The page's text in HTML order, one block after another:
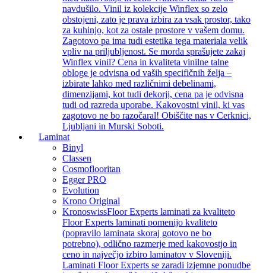
navdušilo. Vinil iz kolekcije Winflex so zelo
obstojeni, zato je prava izbira za vsak prostor, tako
za kuhinjo, kot za ostale prostore v vašem domu.
Zagotovo pa ima tudi estetika tega materiala velik
vpliv na priljubljenost. Se morda sprašujete zakaj
Winflex vinil? Cena in kvaliteta vinilne talne
obloge je odvisna od vaših specifičnih želja –
izbirate lahko med različnimi debelinami,
dimenzijami, kot tudi dekorji, cena pa je odvisna
tudi od razreda uporabe. Kakovostni vinil, ki vas
zagotovo ne bo razočaral! Obiščite nas v Cerknici,
Ljubljani in Murski Soboti.
Laminat
Binyl
Classen
Cosmoflooritan
Egger PRO
Evolution
Krono Original
KronoswissFloor Experts laminati za kvaliteto
Floor Experts laminati pomenijo kvaliteto
(popravilo laminata skoraj gotovo ne bo
potrebno), odlično razmerje med kakovostjo in
ceno in največjo izbiro laminatov v Sloveniji.
Laminati Floor Experts se zaradi izjemne ponudbe